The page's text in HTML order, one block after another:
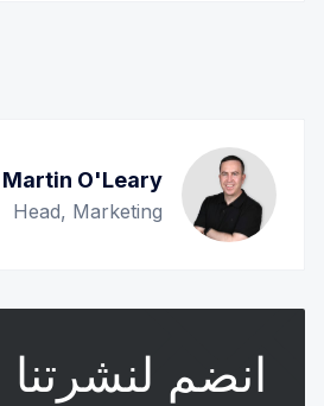
Martin O'Leary
Head, Marketing
انضم لنشرتنا